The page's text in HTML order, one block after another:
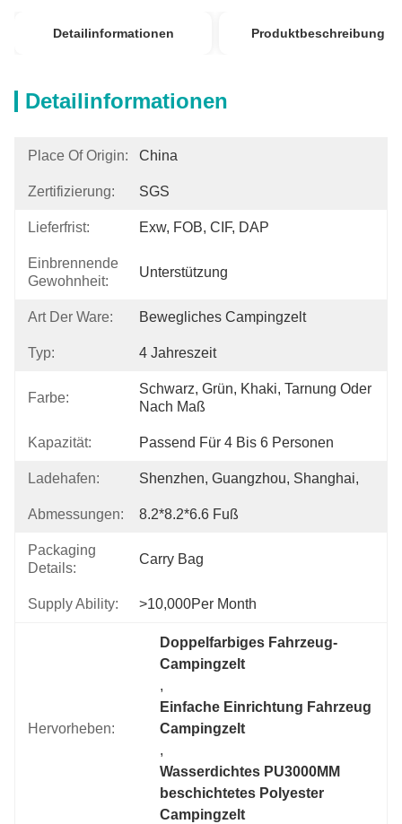
Detailinformationen Produktbeschreibung
Detailinformationen
Place Of Origin: China
Zertifizierung: SGS
Lieferfrist: Exw, FOB, CIF, DAP
Einbrennende
Gewohnheit:
Unterstützung
Art Der Ware: Bewegliches Campingzelt
Typ: 4 Jahreszeit
Farbe:
Schwarz, Grün, Khaki, Tarnung Oder
Nach Maß
Kapazität: Passend Für 4 Bis 6 Personen
Ladehafen: Shenzhen, Guangzhou, Shanghai,
Abmessungen: 8.2*8.2*6.6 Fuß
Packaging
Details:
Carry Bag
Supply Ability: >10,000Per Month
Hervorheben:
Doppelfarbiges Fahrzeug-
Campingzelt
,
Einfache Einrichtung Fahrzeug
Campingzelt
,
Wasserdichtes PU3000MM
beschichtetes Polyester
Campingzelt